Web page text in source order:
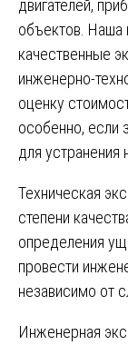
двигателей,
объектов. Наша
качественные
инженерно-
оценку
особенно, если
для устранения
Техническая
степени
определения
провести
независимо от
Инженерная